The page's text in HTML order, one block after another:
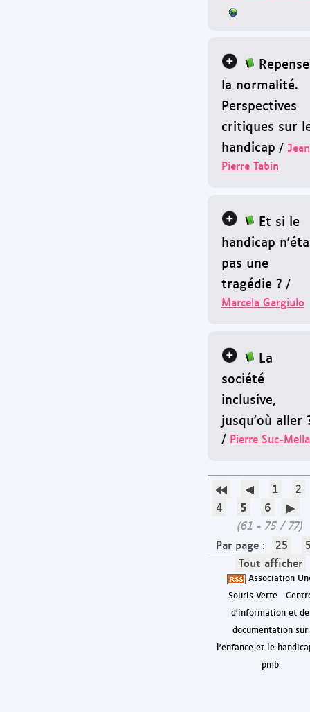
la normalité.
Perspectives
critiques sur
handicap /
Pierre Tabin
Et si le
handicap
pas une
tragédie ? /
Marcela Gargiulo
La
société
inclusive,
jusqu'où aller
/ Pierre Suc-Mella
1
2
4
5
6
(61 - 75 / 77)
Par page :
25
Tout afficher
Association
Souris Verte
d'information et de
documentation sur
l'enfance et le
pmb